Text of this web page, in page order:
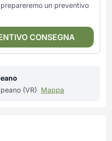
un preventivo
CONSEGNA
(VR) Mappa